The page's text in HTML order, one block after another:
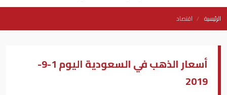
الرئيسية اقتصاد
أسعار الذهب في السعودية اليوم 1-9-
2019